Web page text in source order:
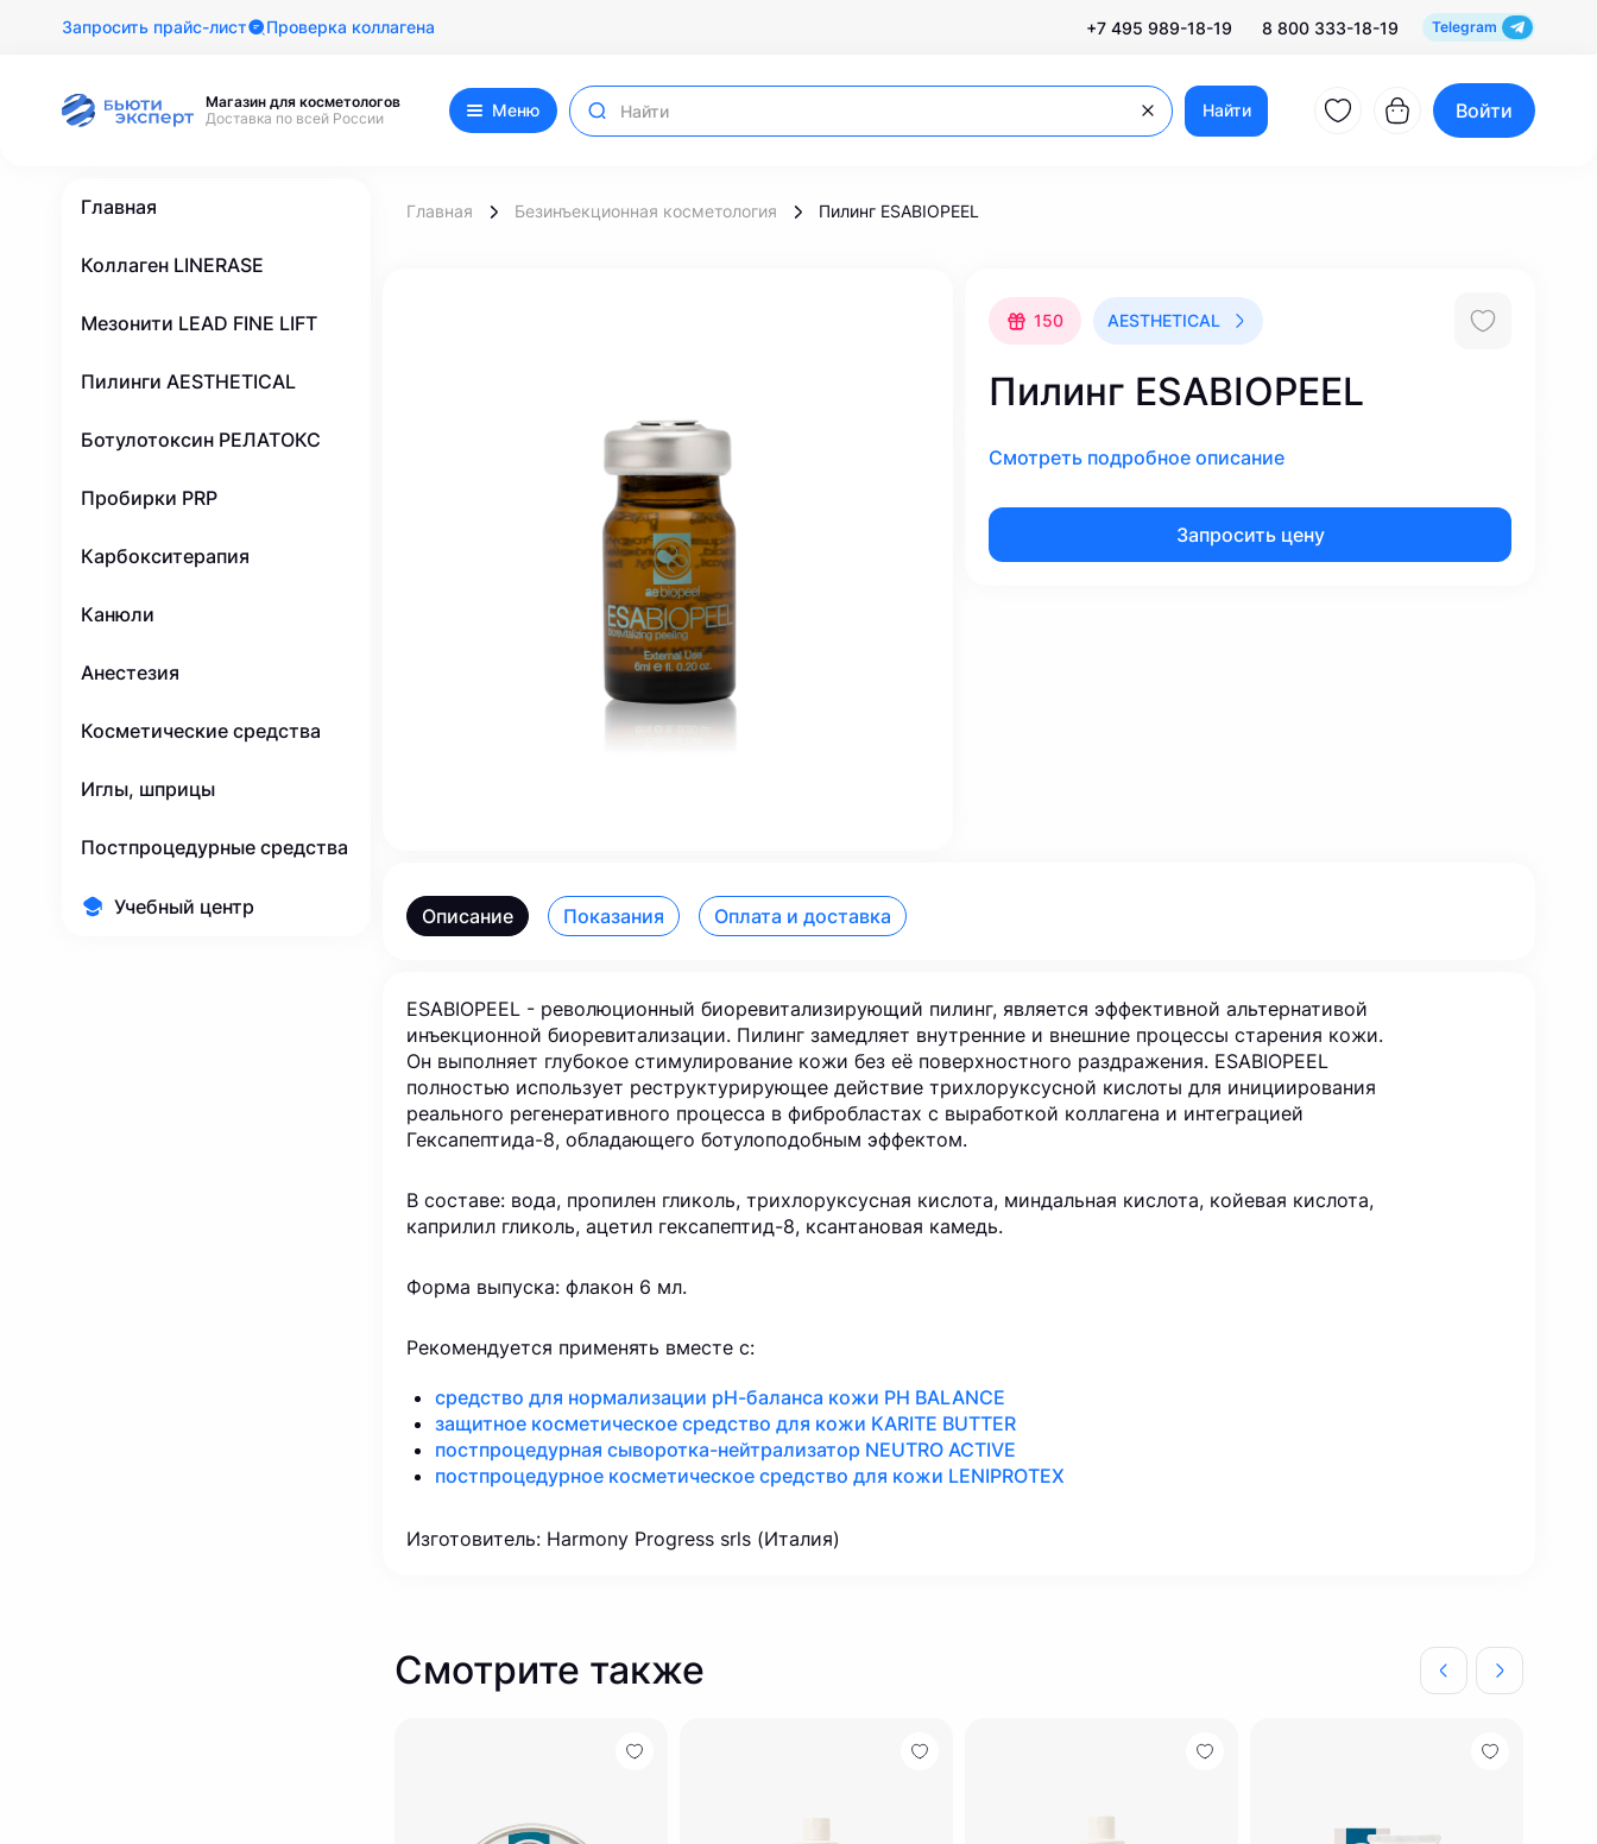
Запросить прайс-лист Проверка коллагена +7 495 989-18-19 8 800 333-18-19 Telegram
Магазин для косметологов
Доставка по всей России
Меню Найти Войти
Главная
Коллаген LINERASE
Мезонити LEAD FINE LIFT
Пилинги AESTHETICAL
Ботулотоксин РЕЛАТОКС
Пробирки PRP
Карбокситерапия
Канюли
Анестезия
Косметические средства
Иглы, шприцы
Постпроцедурные средства
Учебный центр
Главная Безинъекционная косметология Пилинг ESABIOPEEL
150 AESTHETICAL
Пилинг ESABIOPEEL
Смотреть подробное описание
Запросить цену
Описание Показания Оплата и доставка
ESABIOPEEL - революционный биоревитализирующий пилинг, является эффективной альтернативой
инъекционной биоревитализации. Пилинг замедляет внутренние и внешние процессы старения кожи.
Он выполняет глубокое стимулирование кожи без её поверхностного раздражения. ESABIOPEEL
полностью использует реструктурирующее действие трихлоруксусной кислоты для инициирования
реального регенеративного процесса в фибробластах с выработкой коллагена и интеграцией
Гексапептида-8, обладающего ботулоподобным эффектом.
В составе: вода, пропилен гликоль, трихлоруксусная кислота, миндальная кислота, койевая кислота,
каприлил гликоль, ацетил гексапептид-8, ксантановая камедь.
Форма выпуска: флакон 6 мл.
Рекомендуется применять вместе с:
средство для нормализации рН-баланса кожи PH BALANCE
защитное косметическое средство для кожи KARITE BUTTER
постпроцедурная сыворотка-нейтрализатор NEUTRO ACTIVE
постпроцедурное косметическое средство для кожи LENIPROTEX
Изготовитель: Harmony Progress srls (Италия)
Смотрите также